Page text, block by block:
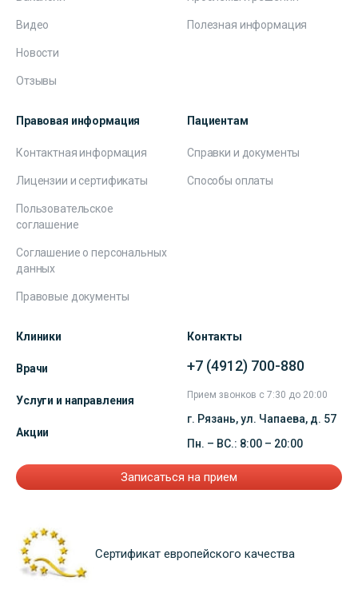
Видео
Новости
Отзывы
Полезная информация
Правовая информация
Контактная информация
Лицензии и сертификаты
Пользовательское
соглашение
Соглашение о персональных
данных
Правовые документы
Пациентам
Справки и документы
Способы оплаты
Клиники
Врачи
Услуги и направления
Акции
Контакты
+7 (4912) 700-880
Прием звонков с 7:30 до 20:00
г. Рязань, ул. Чапаева, д. 57
Пн. – ВС.: 8:00 – 20:00
Записаться на прием
Сертификат европейского качества